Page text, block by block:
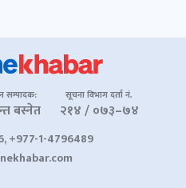
सम्पादक:
बस्नेत
सूचना विभाग दर्ता नं.
२१४ / ०७३–७४
+977-1-4796489